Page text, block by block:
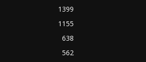
1399
1155
638
562